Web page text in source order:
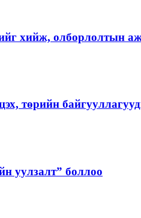
хийж, олборлолтын
төрийн
уулзалт” боллоо